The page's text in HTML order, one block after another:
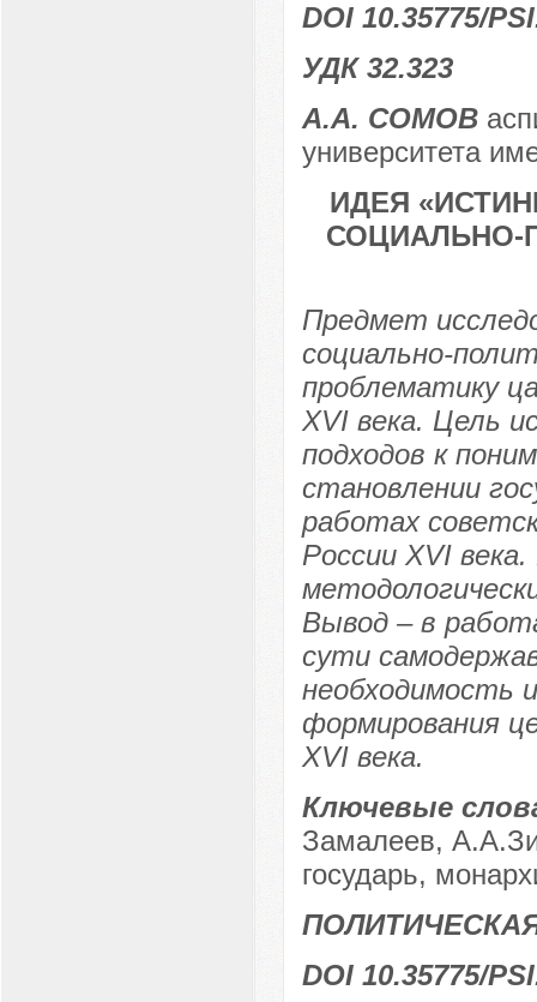
DOI 10.35775/
УДК 32.323
А.А. СОМОВ
университета
ИДЕЯ
СОЦИАЛЬНО-
Предмет
социально-
проблематику
XVI века. Цель
подходов к
становлении
работах
России XVI
Вывод – в
сути
необходимость
формирования
XVI века.
Ключевые
Замалеев,
государь,
DOI 10.35775/